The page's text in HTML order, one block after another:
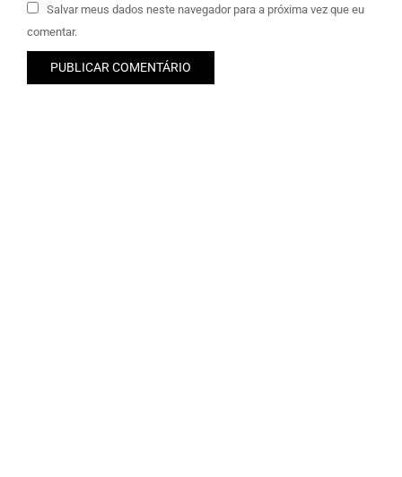
Salvar meus dados neste navegador para a próxima vez que eu
comentar.